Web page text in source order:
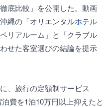
徹底比較」を公開した。動画
縄の「オリエンタルホテル
リアルーム」と「クラブル
せた客室選びの結論を提示
、旅行の定額制サービス
費を1泊10万円以上抑えたと